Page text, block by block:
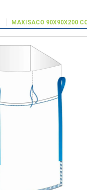
MAXISACO 90X90X200